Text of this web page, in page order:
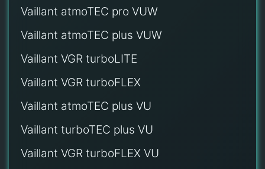
Vaillant atmoTEC pro VUW
Vaillant atmoTEC plus VUW
Vaillant VGR turboLITE
Vaillant VGR turboFLEX
Vaillant atmoTEC plus VU
Vaillant turboTEC plus VU
Vaillant VGR turboFLEX VU